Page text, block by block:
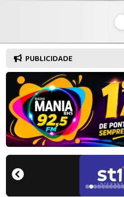
PUBLICIDADE